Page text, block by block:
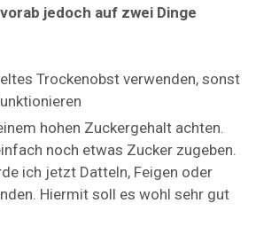
jedoch auf zwei Dinge
Trockenobst verwenden, sonst
hohen Zuckergehalt achten.
noch etwas Zucker zugeben.
ich jetzt Datteln, Feigen oder
Hiermit soll es wohl sehr gut